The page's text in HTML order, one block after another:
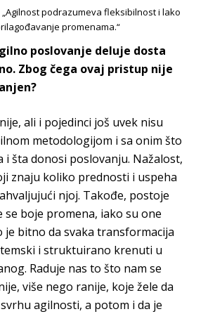
„Agilnost podrazumeva fleksibilnost i lako
promenama.“
poslovanje deluje dosta
Zbog čega ovaj pristup nije
ali i pojedinci još uvek nisu
metodologijom i sa onim što
i šta donosi poslovanju. Nažalost,
znaju koliko prednosti i uspeha
njoj. Takođe, postoje
se boje promena, iako su one
je bitno da svaka transformacija
i struktuirano krenuti u
Raduje nas to što nam se
više nego ranije, koje žele da
agilnosti, a potom i da je